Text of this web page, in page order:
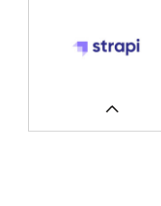
ERFAHREN SIE MEHR